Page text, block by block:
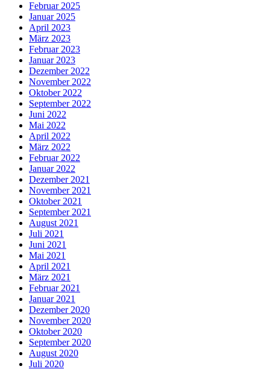
Februar 2025
Januar 2025
April 2023
März 2023
Februar 2023
Januar 2023
Dezember 2022
November 2022
Oktober 2022
September 2022
Juni 2022
Mai 2022
April 2022
März 2022
Februar 2022
Januar 2022
Dezember 2021
November 2021
Oktober 2021
September 2021
August 2021
Juli 2021
Juni 2021
Mai 2021
April 2021
März 2021
Februar 2021
Januar 2021
Dezember 2020
November 2020
Oktober 2020
September 2020
August 2020
Juli 2020